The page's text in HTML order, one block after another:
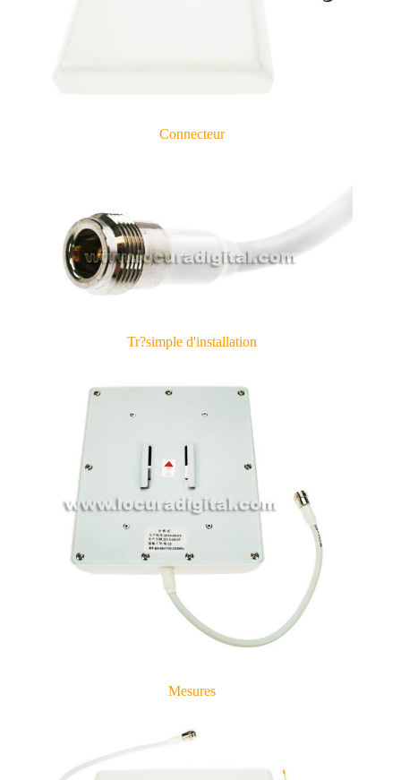
Connecteur
Tr?simple d'installation
Mesures